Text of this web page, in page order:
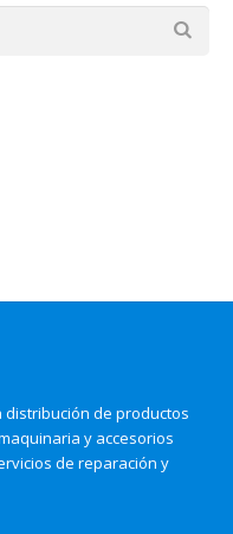
de productos
y accesorios
de reparación y